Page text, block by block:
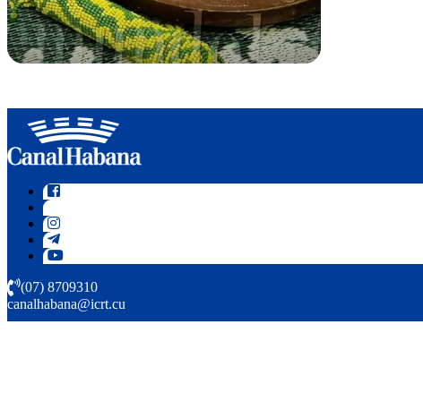
(07) 8709310
canalhabana@icrt.cu